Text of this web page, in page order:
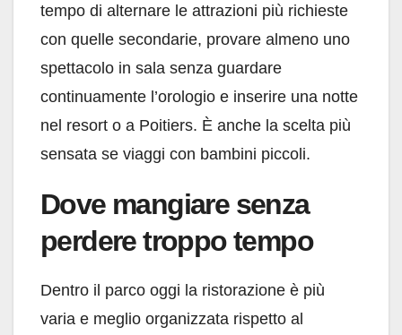
tempo di alternare le attrazioni più richieste
con quelle secondarie, provare almeno uno
spettacolo in sala senza guardare
continuamente l’orologio e inserire una notte
nel resort o a Poitiers. È anche la scelta più
sensata se viaggi con bambini piccoli.
Dove mangiare senza
perdere troppo tempo
Dentro il parco oggi la ristorazione è più
varia e meglio organizzata rispetto al